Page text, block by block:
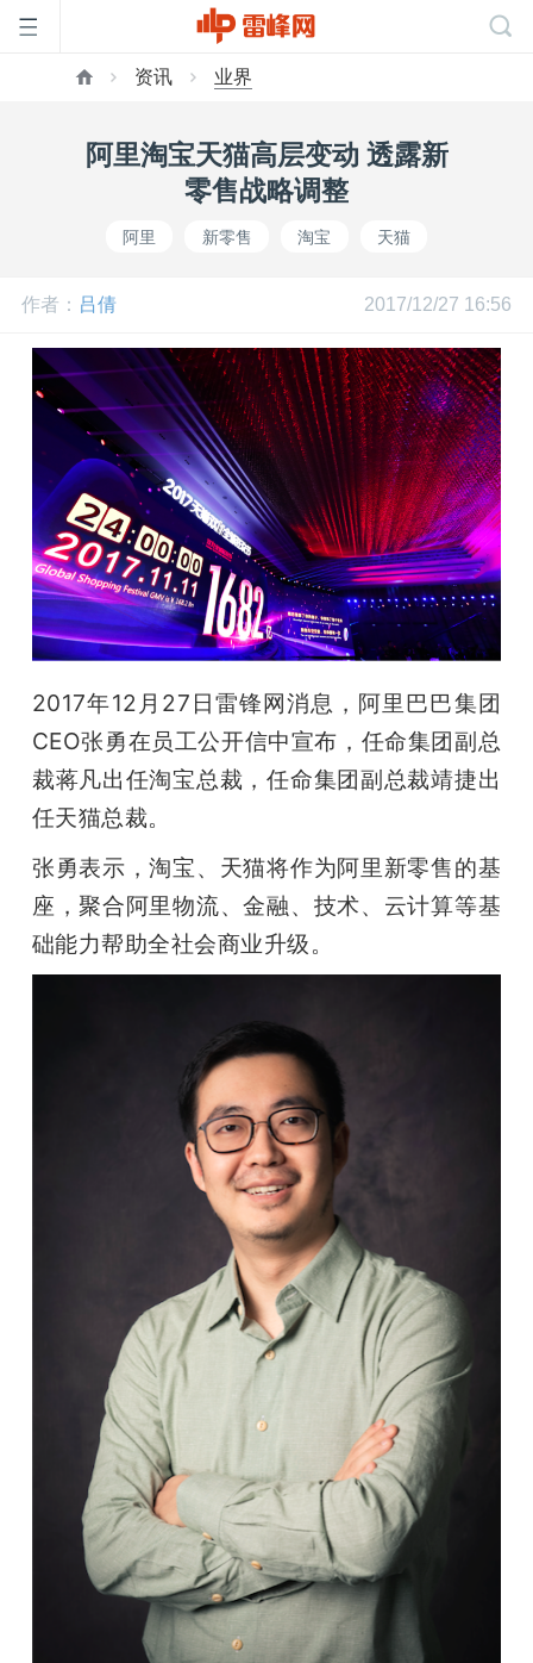
网
公
开
课
动
中
心
资讯 业界
阿里淘宝天猫高层变动 透露新
零售战略调整
阿里 新零售 淘宝 天猫
作者： 吕倩 2017/12/27 16:56
2017年12月27日雷锋网消息，阿里巴巴集团
CEO张勇在员工公开信中宣布，任命集团副总
裁蒋凡出任淘宝总裁，任命集团副总裁靖捷出
任天猫总裁。
张勇表示，淘宝、天猫将作为阿里新零售的基
座，聚合阿里物流、金融、技术、云计算等基
础能力帮助全社会商业升级。